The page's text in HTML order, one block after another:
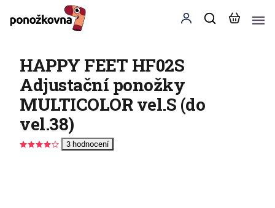
HAPPY FEET HF02S
Adjustační ponožky
MULTICOLOR vel.S (do
vel.38)
3 hodnocení